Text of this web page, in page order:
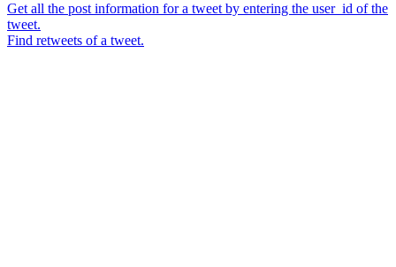
Get all the post information for a tweet by entering the user_id of the
tweet.
Find retweets of a tweet.